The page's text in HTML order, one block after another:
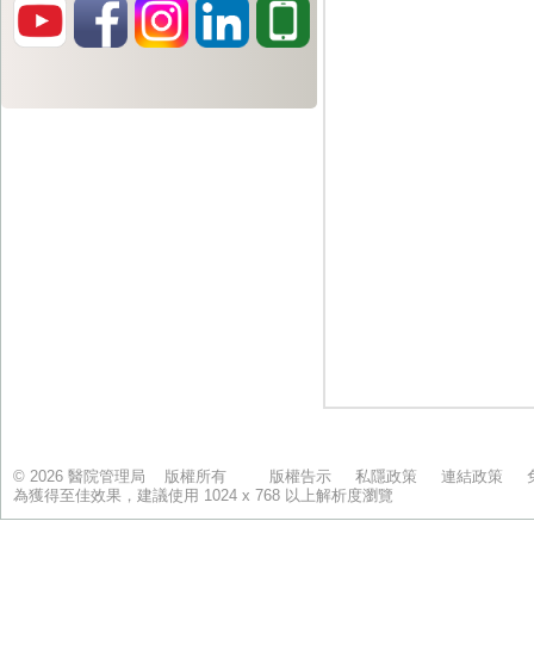
© 2026 醫院管理局 版權所有 版權告示 私隱政策 連結政策
為獲得至佳效果，建議使用 1024 x 768 以上解析度瀏覽